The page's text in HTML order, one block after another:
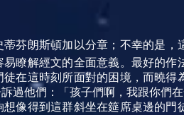
蒂芬朗斯頓加以分章；不幸的是，
瞭解經文的全面意義。最好的
在這時刻所面對的困境，而曉
過他們：「孩子們啊，我跟你們
像得到這群斜坐在筵席桌邊的